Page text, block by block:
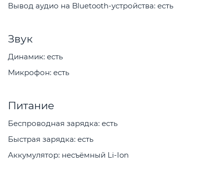
Вывод аудио на Bluetooth-устройства: есть
Звук
Динамик: есть
Микрофон: есть
Питание
Беспроводная зарядка: есть
Быстрая зарядка: есть
Аккумулятор: несъёмный Li-Ion